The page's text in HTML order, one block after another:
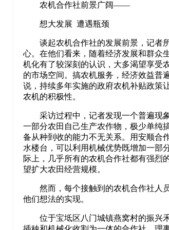
农机合作社前景广阔——
想大发展 遭遇瓶颈
谈起农机合作社的发展前景，记者
心。在他们看来，随着经济发展和群众
机化有了较深刻的认识，大多渴望享受
的市场空间。搞农机服务，经济效益普
说，持续多年实施的政府农机补贴政策
农机的积极性。
采访过程中，记者发现一个普遍现
一部分农田自己生产农作物，极少单纯
备从种到收的能力不无关系。用安顺合
水楼台，可以利用机械优势既增加一部
际上，几乎所有的农机合作社都有强烈
望扩大农田经营规模。
然而，每个接触到的农机合作社人员
他们想法的实现。
位于宝坻区八门城镇燕窝村的振兴